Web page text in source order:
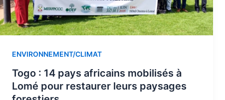
ENVIRONNEMENT/CLIMAT
Togo : 14 pays africains mobilisés à
Lomé pour restaurer leurs paysages